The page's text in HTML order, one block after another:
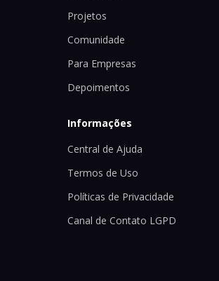
Projetos
Comunidade
Para Empresas
Depoimentos
Informações
Central de Ajuda
Termos de Uso
Políticas de Privacidade
Canal de Contato LGPD